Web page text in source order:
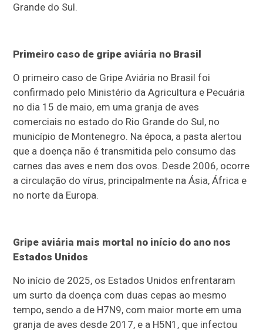
Grande do Sul.
Primeiro caso de gripe aviária no Brasil
O primeiro caso de Gripe Aviária no Brasil foi
confirmado pelo Ministério da Agricultura e Pecuária
no dia 15 de maio, em uma granja de aves
comerciais no estado do Rio Grande do Sul, no
município de Montenegro. Na época, a pasta alertou
que a doença não é transmitida pelo consumo das
carnes das aves e nem dos ovos. Desde 2006, ocorre
a circulação do vírus, principalmente na Ásia, África e
no norte da Europa.
Gripe aviária mais mortal no início do ano nos
Estados Unidos
No início de 2025, os Estados Unidos enfrentaram
um surto da doença com duas cepas ao mesmo
tempo, sendo a de H7N9, com maior morte em uma
granja de aves desde 2017, e a H5N1, que infectou